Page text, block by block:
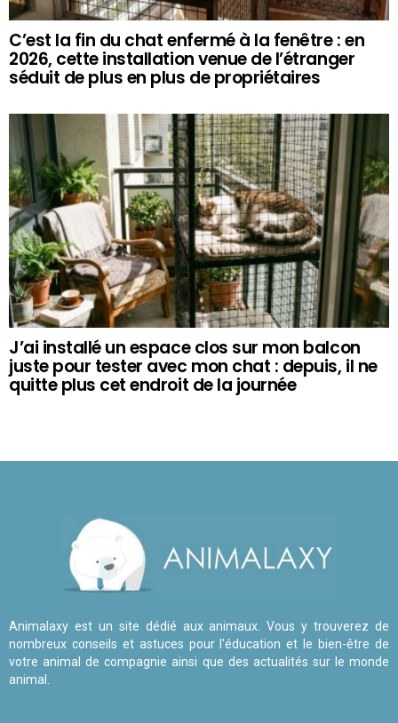
C’est la fin du chat enfermé à la fenêtre : en
2026, cette installation venue de l’étranger
séduit de plus en plus de propriétaires
J’ai installé un espace clos sur mon balcon
juste pour tester avec mon chat : depuis, il ne
quitte plus cet endroit de la journée
Animalaxy est un site dédié aux animaux. Vous y trouverez de
nombreux conseils et astuces pour l'éducation et le bien-être de
votre animal de compagnie ainsi que des actualités sur le monde
animal.